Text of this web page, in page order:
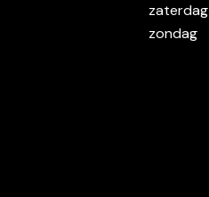
zaterdag
zondag